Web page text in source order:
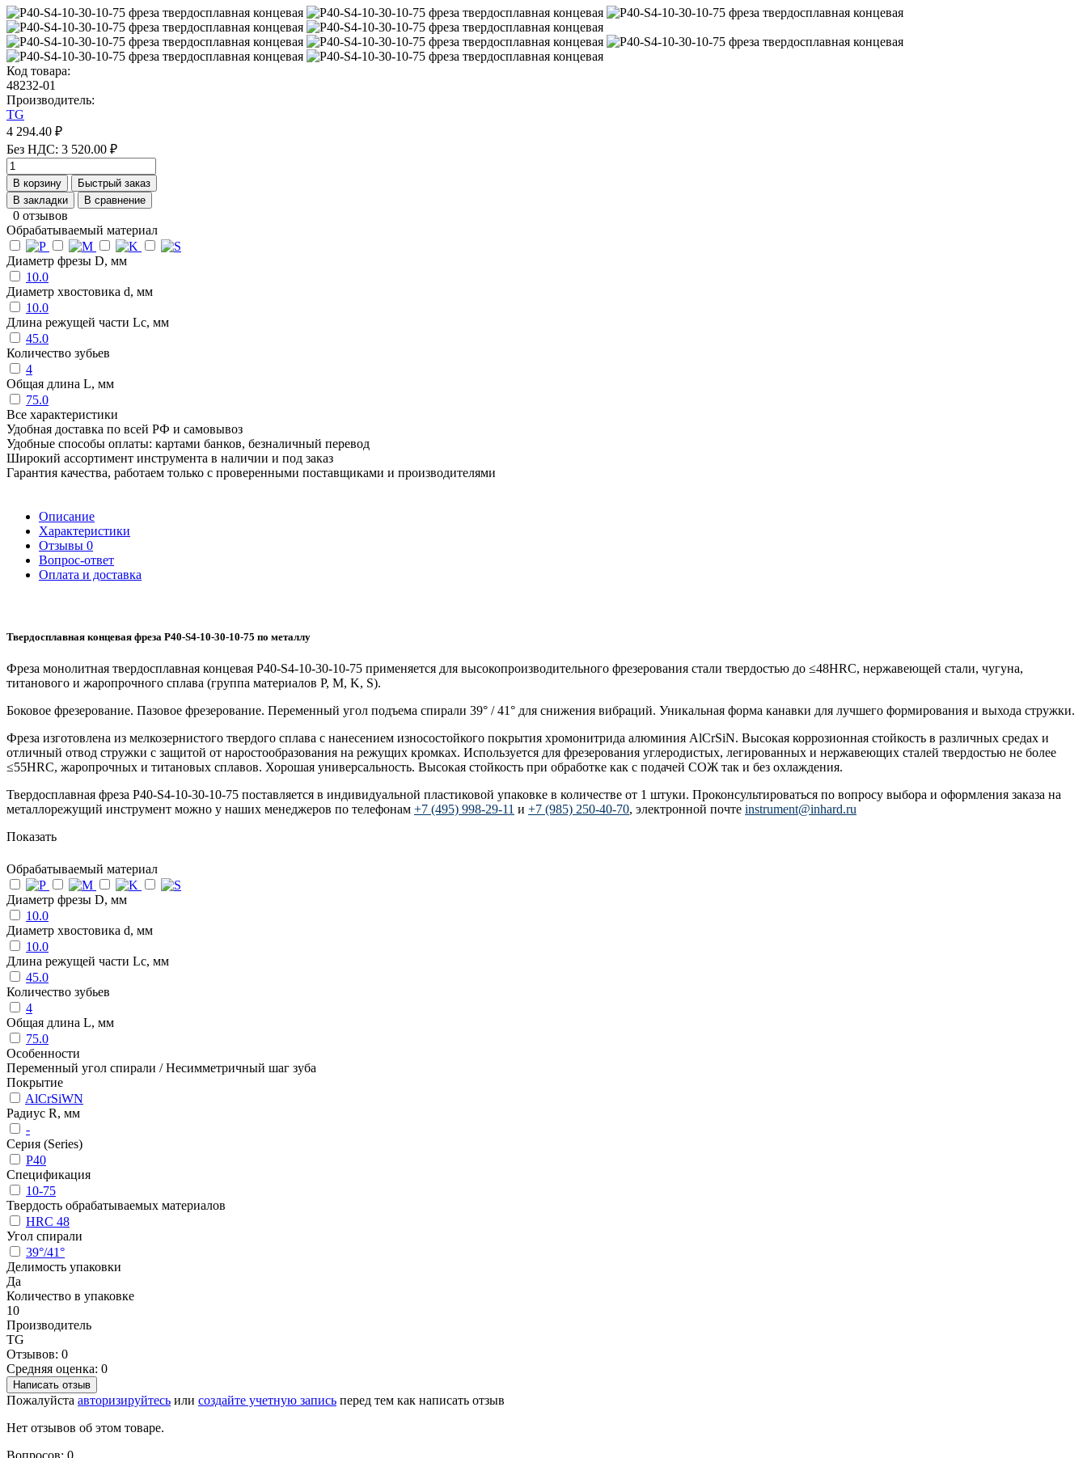
Код товара:
48232-01
Производитель:
TG
4 294.40 ₽
Без НДС: 3 520.00 ₽
В корзину
Быстрый заказ
В закладки
В сравнение
0 отзывов
Обрабатываемый материал
Диаметр фрезы D, мм
10.0
Диаметр хвостовика d, мм
10.0
Длина режущей части Lc, мм
45.0
Количество зубьев
4
Общая длина L, мм
75.0
Все характеристики
Удобная доставка по всей РФ и самовывоз
Удобные способы оплаты: картами банков, безналичный перевод
Широкий ассортимент инструмента в наличии и под заказ
Гарантия качества, работаем только с проверенными поставщиками и производителями
Описание
Характеристики
Отзывы 0
Вопрос-ответ
Оплата и доставка
Твердосплавная концевая фреза P40-S4-10-30-10-75 по металлу
Фреза монолитная твердосплавная концевая P40-S4-10-30-10-75 применяется для высокопроизводительного фрезерования стали твердостью до ≤48HRC, нержавеющей стали, чугуна,
титанового и жаропрочного сплава (группа материалов P, M, K, S).
Боковое фрезерование. Пазовое фрезерование. Переменный угол подъема спирали 39° / 41° для снижения вибраций. Уникальная форма канавки для лучшего формирования и выхода стружки.
Фреза изготовлена из мелкозернистого твердого сплава с нанесением износостойкого покрытия хромонитрида алюминия AlCrSiN. Высокая коррозионная стойкость в различных средах и
отличный отвод стружки с защитой от наростообразования на режущих кромках. Используется для фрезерования углеродистых, легированных и нержавеющих сталей твердостью не более
≤55HRC, жаропрочных и титановых сплавов. Хорошая универсальность. Высокая стойкость при обработке как с подачей СОЖ так и без охлаждения.
Твердосплавная фреза P40-S4-10-30-10-75 поставляется в индивидуальной пластиковой упаковке в количестве от 1 штуки. Проконсультироваться по вопросу выбора и оформления заказа на
металлорежущий инструмент можно у наших менеджеров по телефонам +7 (495) 998-29-11 и +7 (985) 250-40-70, электронной почте instrument@inhard.ru
Показать
Обрабатываемый материал
Диаметр фрезы D, мм
10.0
Диаметр хвостовика d, мм
10.0
Длина режущей части Lc, мм
45.0
Количество зубьев
4
Общая длина L, мм
75.0
Особенности
Переменный угол спирали / Несимметричный шаг зуба
Покрытие
AlCrSiWN
Радиус R, мм
-
Серия (Series)
P40
Спецификация
10-75
Твердость обрабатываемых материалов
HRC 48
Угол спирали
39°/41°
Делимость упаковки
Да
Количество в упаковке
10
Производитель
TG
Отзывов: 0
Средняя оценка: 0
Написать отзыв
Пожалуйста авторизируйтесь или создайте учетную запись перед тем как написать отзыв
Нет отзывов об этом товаре.
Вопросов: 0